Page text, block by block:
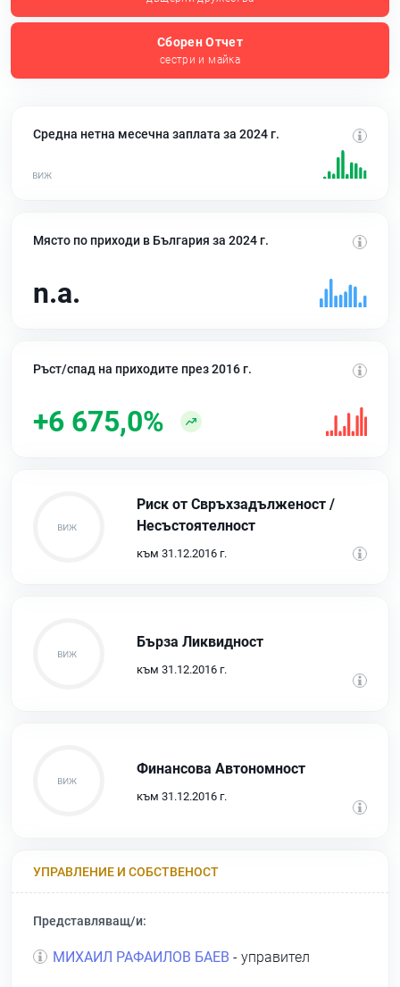
Сборен Отчет
сестри и майка
Средна нетна месечна заплата за 2024 г.
Място по приходи в България за 2024 г.
n.a.
Ръст/спад на приходите през 2016 г.
+6 675,0%
Риск от Свръхзадълженост /
Несъстоятелност
към 31.12.2016 г.
Бърза Ликвидност
към 31.12.2016 г.
Финансова Автономност
към 31.12.2016 г.
УПРАВЛЕНИЕ И СОБСТВЕНОСТ
Представляващ/и:
МИХАИЛ РАФАИЛОВ БАЕВ - управител